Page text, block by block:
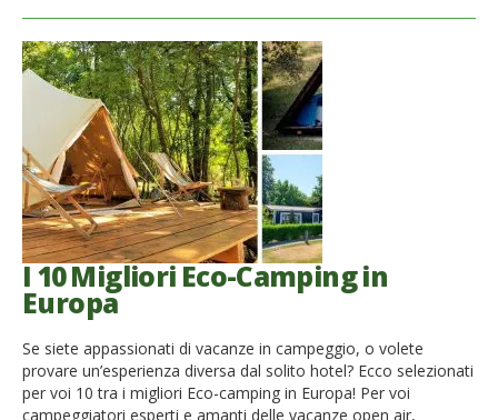
I 10 Migliori Eco-Camping in
Europa
Se siete appassionati di vacanze in campeggio, o volete
provare un’esperienza diversa dal solito hotel? Ecco selezionati
per voi 10 tra i migliori Eco-camping in Europa! Per voi
campeggiatori esperti e amanti delle vacanze open air,